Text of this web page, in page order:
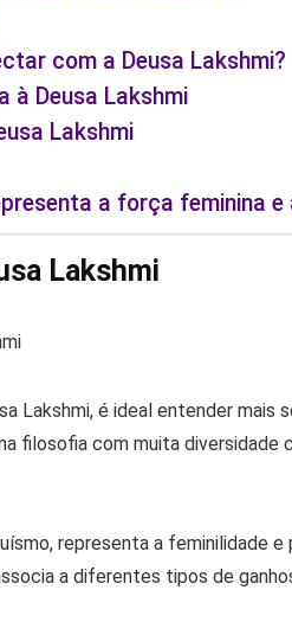
com a Deusa Lakshmi?
à Deusa Lakshmi
Lakshmi
a força feminina e
Lakshmi
Lakshmi, é ideal entender
filosofia com muita
representa a feminilidade
a diferentes tipos de